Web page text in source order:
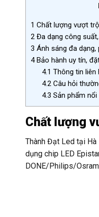
1 Chất lượng vượt
2 Đa dạng công
3 Ánh sáng đa
4Bảo hành uy tín,
4.1 Thông tin liên
4.2Câu hỏi
4.3 Sản phẩm nổi
Chất lượng
Thành Đạt Led tại
dụng chip LED
DONE/Philips/